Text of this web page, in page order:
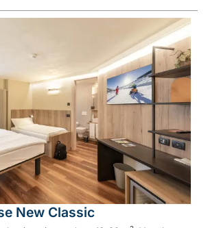
New Classic